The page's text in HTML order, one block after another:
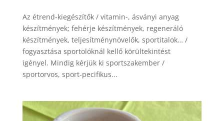
Az étrend-kiegészítők / vitamin-, ásványi anyag
készítmények; fehérje készítmények, regeneráló
készítmények, teljesítménynövelők, sportitalok… /
fogyasztása sportolóknál kellő körültekintést
igényel. Mindig kérjük ki sportszakember /
sportorvos, sport-pecifikus...